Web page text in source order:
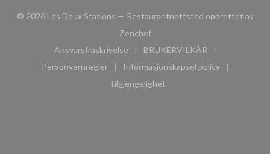
© 2026 Les Deux Stations — Restaurantnettsted opprettet av
Zenchef((åpner i et nytt vindu))
Ansvarsfraskrivelse
((åpner i et nytt vindu))
BRUKERVILKÅR
((åpner i et nytt vindu))
Personvernregler
((åpner i et nytt vindu))
Informasjonskapsel policy
((åpner i et nytt vindu))
tilgjengelighet
((åpner i et nytt vindu))